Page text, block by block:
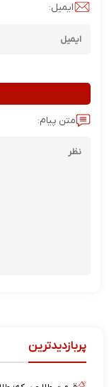
ایمیل:
متن پیام:
پربازدیدترین